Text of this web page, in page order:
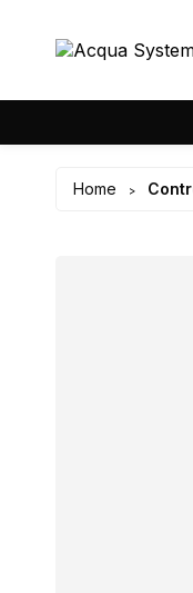
Home >